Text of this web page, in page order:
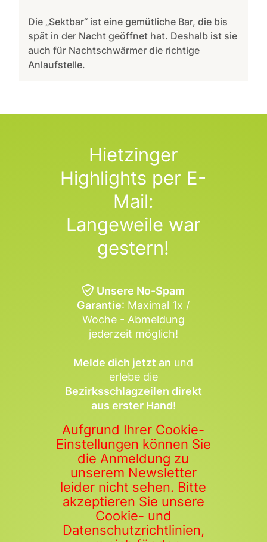
Die „Sektbar“ ist eine gemütliche Bar, die bis
spät in der Nacht geöffnet hat. Deshalb ist sie
auch für Nachtschwärmer die richtige
Anlaufstelle.
Hietzinger
Highlights per E-
Mail:
Langeweile war
gestern!
Unsere No-Spam
Garantie: Maximal 1x /
Woche - Abmeldung
jederzeit möglich!
Melde dich jetzt an und
erlebe die
Bezirksschlagzeilen direkt
aus erster Hand!
Aufgrund Ihrer Cookie-
Einstellungen können Sie
die Anmeldung zu
unserem Newsletter
leider nicht sehen. Bitte
akzeptieren Sie unsere
Cookie- und
Datenschutzrichtlinien,